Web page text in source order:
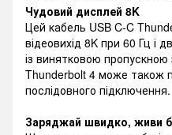
Чудовий дисплей 8K
Цей кабель USB C-C
відеовихід 8K при 60 Гц і
із винятковою
Thunderbolt 4 може також
послідовного підключення.
Заряджай швидко, живи